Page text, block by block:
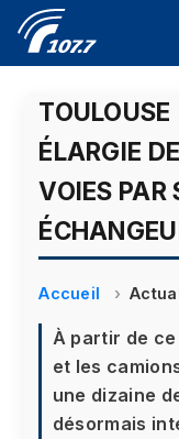
ÉLARGIE
VOIES PAR
Accueil
À partir de
et les
une dizaine
désormais